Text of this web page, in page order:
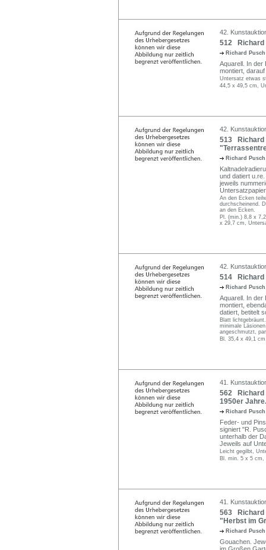
42.
512 Richard
Richard
Aquarell. In der
montiert,
Untersatz etwas
44,5 x 49,5 cm,
42.
513 Richard
Richard
und datiert
jeweils
An den Ecken
durchscheinend.
an den Ecken.
Pl. (min.) 8,8 x
x 29,7 cm,
42.
514 Richard
Richard
Aquarell. In der
montiert,
datiert, betitelt
Blatt
minimale
angeschmutzt,
Bl. 35,4 x 49,1
41.
562 Richard
1950er Jahre.
Richard
Feder- und
signiert "R.
unterhalb der
Jeweils auf
Leicht gegilbt,
Bl. min. 5 x 5
41.
563 Richard
"Herbst im
Richard
Gouachen.